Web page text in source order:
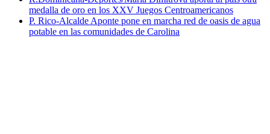
medalla de oro en los XXV Juegos Centroamericanos
P. Rico-Alcalde Aponte pone en marcha red de oasis de agua
potable en las comunidades de Carolina